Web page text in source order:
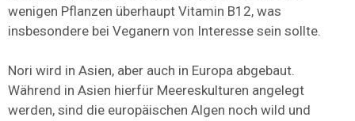
wenigen Pflanzen überhaupt Vitamin B12, was
insbesondere bei Veganern von Interesse sein sollte.
Nori wird in Asien, aber auch in Europa abgebaut.
Während in Asien hierfür Meereskulturen angelegt
werden, sind die europäischen Algen noch wild und